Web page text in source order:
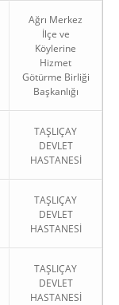
Ağrı Merkez
İlçe ve
Köylerine
Hizmet
Götürme Birliği
Başkanlığı
TAŞLIÇAY
DEVLET
HASTANESİ
TAŞLIÇAY
DEVLET
HASTANESİ
TAŞLIÇAY
DEVLET
HASTANESİ